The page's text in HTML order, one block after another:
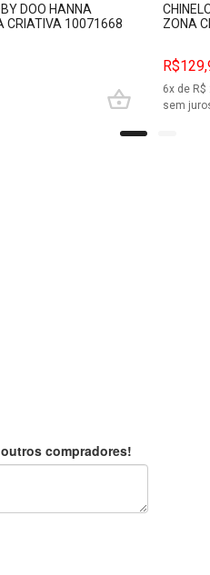
DOO HANNA
CRIATIVA 10071668
ZONA
6x de R$
sem
compradores!